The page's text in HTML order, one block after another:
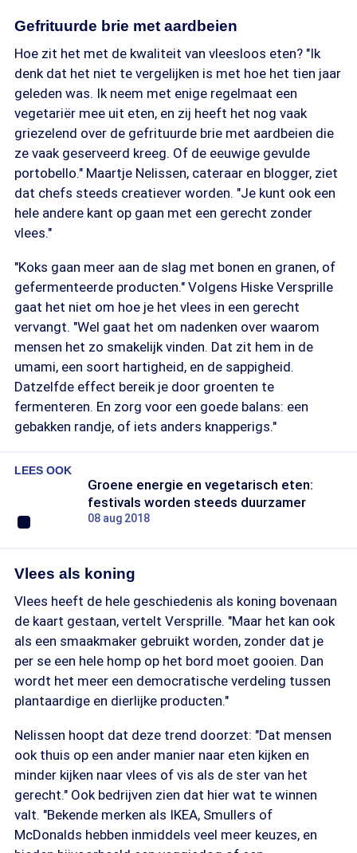
Gefrituurde brie met aardbeien
Hoe zit het met de kwaliteit van vleesloos eten? "Ik
denk dat het niet te vergelijken is met hoe het tien jaar
geleden was. Ik neem met enige regelmaat een
vegetariër mee uit eten, en zij heeft het nog vaak
griezelend over de gefrituurde brie met aardbeien die
ze vaak geserveerd kreeg. Of de eeuwige gevulde
portobello." Maartje Nelissen, cateraar en blogger, ziet
dat chefs steeds creatiever worden. "Je kunt ook een
hele andere kant op gaan met een gerecht zonder
vlees."
"Koks gaan meer aan de slag met bonen en granen, of
gefermenteerde producten." Volgens Hiske Versprille
gaat het niet om hoe je het vlees in een gerecht
vervangt. "Wel gaat het om nadenken over waarom
mensen het zo smakelijk vinden. Dat zit hem in de
umami, een soort hartigheid, en de sappigheid.
Datzelfde effect bereik je door groenten te
fermenteren. En zorg voor een goede balans: een
gebakken randje, of iets anders knapperigs."
LEES OOK
Groene energie en vegetarisch eten:
festivals worden steeds duurzamer
08 aug 2018
Vlees als koning
Vlees heeft de hele geschiedenis als koning bovenaan
de kaart gestaan, vertelt Versprille. "Maar het kan ook
als een smaakmaker gebruikt worden, zonder dat je
per se een hele homp op het bord moet gooien. Dan
wordt het meer een democratische verdeling tussen
plantaardige en dierlijke producten."
Nelissen hoopt dat deze trend doorzet: "Dat mensen
ook thuis op een ander manier naar eten kijken en
minder kijken naar vlees of vis als de ster van het
gerecht." Ook bedrijven zien dat hier wat te winnen
valt. "Bekende merken als IKEA, Smullers of
McDonalds hebben inmiddels veel meer keuzes, en